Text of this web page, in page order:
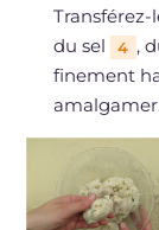
Transférez-
du sel
4 ,
finement